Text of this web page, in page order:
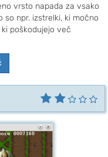
vrsto napada za vsako
so npr. izstrelki, ki močno
poškodujejo več